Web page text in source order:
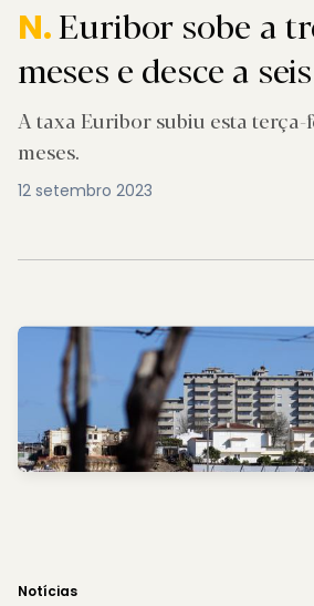
N.Euribor sobe a
meses e desce a
A taxa Euribor subiu esta terça-
meses.
12 setembro 2023
Notícias